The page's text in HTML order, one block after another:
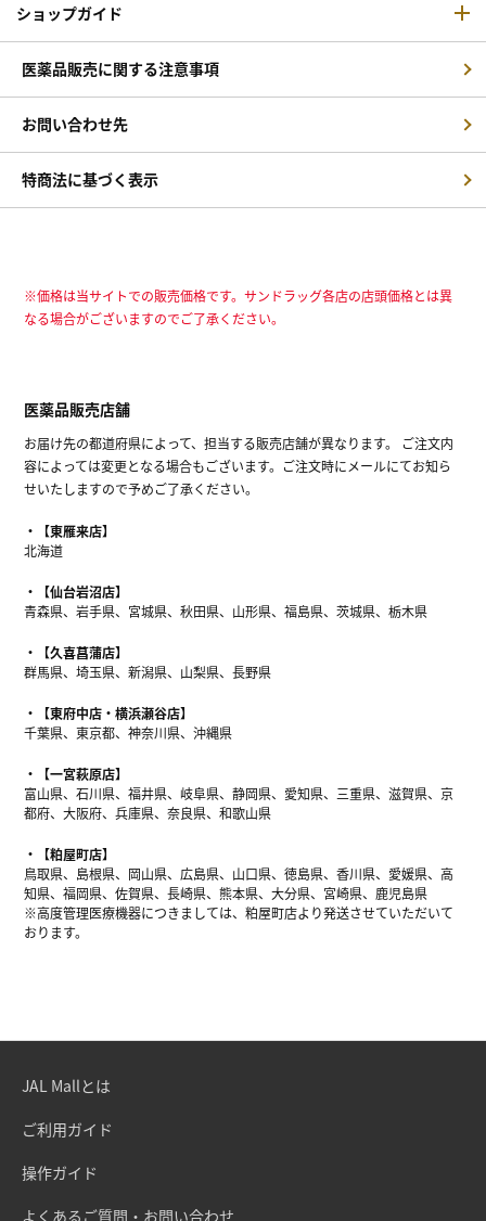
ショップガイド
医薬品販売に関する注意事項
お問い合わせ先
特商法に基づく表示
※価格は当サイトでの販売価格です。サンドラッグ各店の店頭価格とは異
なる場合がございますのでご了承ください。
医薬品販売店舗
お届け先の都道府県によって、担当する販売店舗が異なります。 ご注文内
容によっては変更となる場合もございます。ご注文時にメールにてお知ら
せいたしますので予めご了承ください。
【東雁来店】
北海道
【仙台岩沼店】
青森県、岩手県、宮城県、秋田県、山形県、福島県、茨城県、栃木県
【久喜菖蒲店】
群馬県、埼玉県、新潟県、山梨県、長野県
【東府中店・横浜瀬谷店】
千葉県、東京都、神奈川県、沖縄県
【一宮萩原店】
富山県、石川県、福井県、岐阜県、静岡県、愛知県、三重県、滋賀県、京
都府、大阪府、兵庫県、奈良県、和歌山県
【粕屋町店】
鳥取県、島根県、岡山県、広島県、山口県、徳島県、香川県、愛媛県、高
知県、福岡県、佐賀県、長崎県、熊本県、大分県、宮崎県、鹿児島県
※高度管理医療機器につきましては、粕屋町店より発送させていただいて
おります。
JAL Mallとは
ご利用ガイド
操作ガイド
よくあるご質問・お問い合わせ